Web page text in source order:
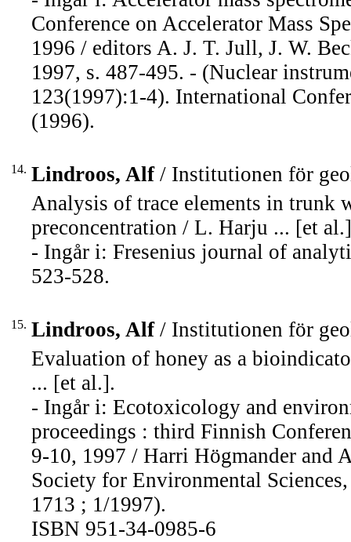
Conference on Accelerator Mass
1996 / editors A. J. T. Jull, J. W.
1997, s. 487-495. - (Nuclear
123(1997):1-4). International
(1996).
14. Lindroos, Alf/ Institutionen för
Analysis of trace elements in trunk
preconcentration / L. Harju ... [et
- Ingår i: Fresenius journal of
523-528.
15. Lindroos, Alf/ Institutionen för
Evaluation of honey as a
... [et al.].
- Ingår i: Ecotoxicology and
proceedings : third Finnish
9-10, 1997 / Harri Högmander and
Society for Environmental
1713 ; 1/1997).
ISBN 951-34-0985-6